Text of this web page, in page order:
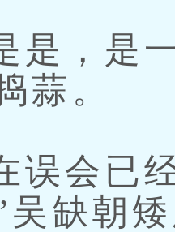
，是
蒜。
会已
吴缺朝